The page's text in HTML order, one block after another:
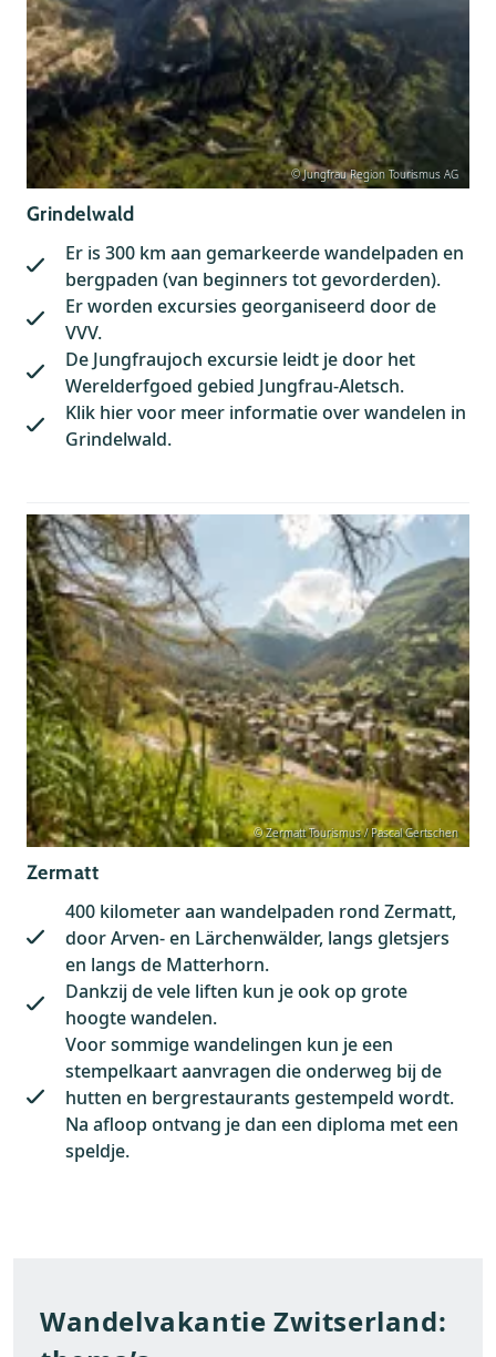
© Jungfrau Region Tourismus AG
Grindelwald
Er is 300 km aan gemarkeerde wandelpaden en
bergpaden (van beginners tot gevorderden).
Er worden excursies georganiseerd door de
VVV.
De Jungfraujoch excursie leidt je door het
Werelderfgoed gebied Jungfrau-Aletsch.
Klik hier voor meer informatie over wandelen in
Grindelwald.
© Zermatt Tourismus / Pascal Gertschen
Zermatt
400 kilometer aan wandelpaden rond Zermatt,
door Arven- en Lärchenwälder, langs gletsjers
en langs de Matterhorn.
Dankzij de vele liften kun je ook op grote
hoogte wandelen.
Voor sommige wandelingen kun je een
stempelkaart aanvragen die onderweg bij de
hutten en bergrestaurants gestempeld wordt.
Na afloop ontvang je dan een diploma met een
speldje.
Wandelvakantie Zwitserland: